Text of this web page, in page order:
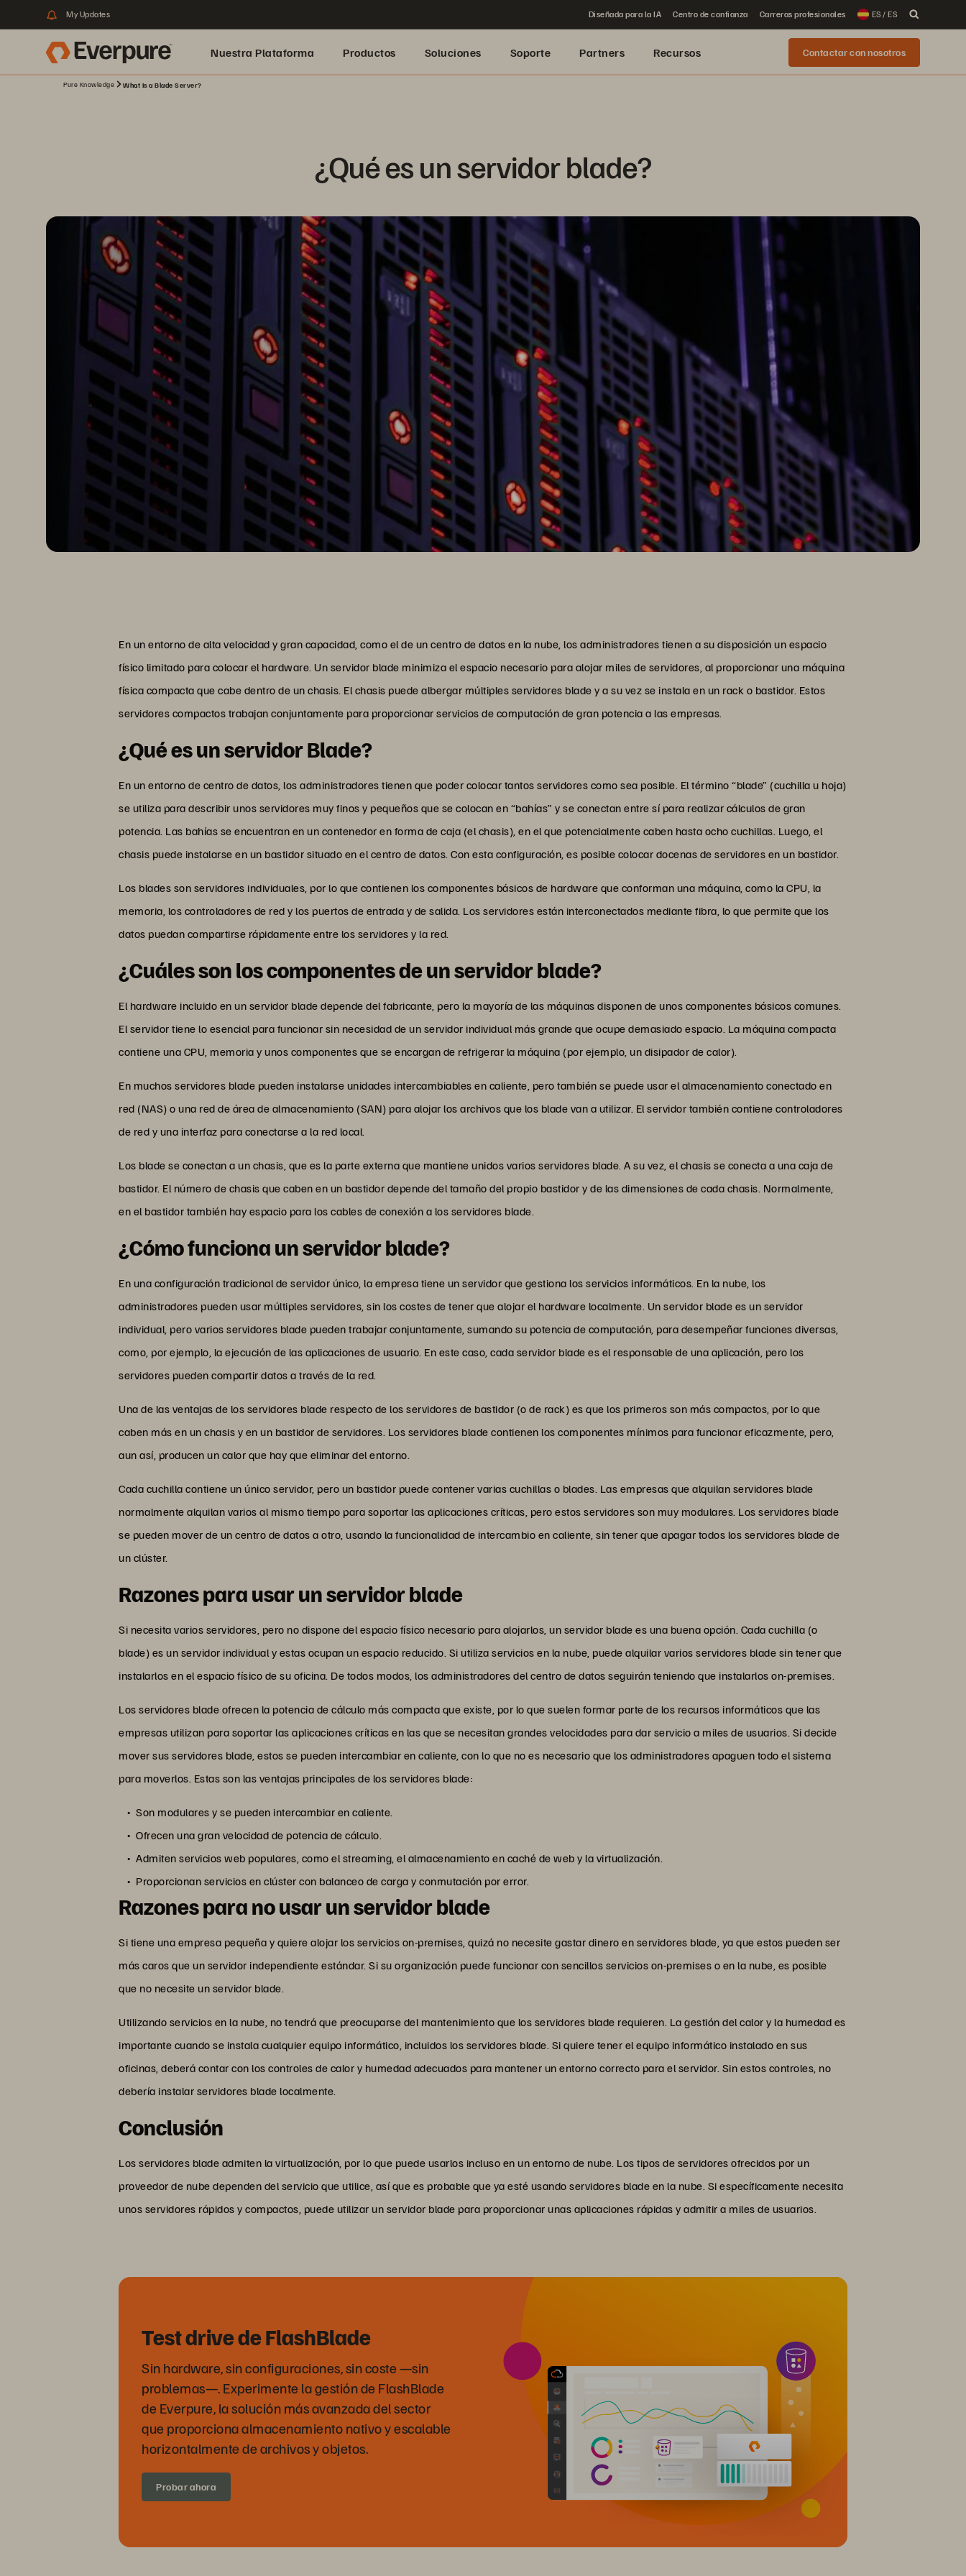
My Updates Diseñada para la IA Centro de confianza Carreras profesionales ES / ES
Nuestra Plataforma Productos Soluciones Soporte Partners Recursos Contactar con nosotros
Pure Knowledge What Is a Blade Server?
¿Qué es un servidor blade?
En un entorno de alta velocidad y gran capacidad, como el de un centro de datos en la nube, los administradores tienen a su disposición un espacio
físico limitado para colocar el hardware. Un servidor blade minimiza el espacio necesario para alojar miles de servidores, al proporcionar una máquina
física compacta que cabe dentro de un chasis. El chasis puede albergar múltiples servidores blade y a su vez se instala en un rack o bastidor. Estos
servidores compactos trabajan conjuntamente para proporcionar servicios de computación de gran potencia a las empresas.
¿Qué es un servidor Blade?
En un entorno de centro de datos, los administradores tienen que poder colocar tantos servidores como sea posible. El término “blade” (cuchilla u hoja)
se utiliza para describir unos servidores muy finos y pequeños que se colocan en “bahías” y se conectan entre sí para realizar cálculos de gran
potencia. Las bahías se encuentran en un contenedor en forma de caja (el chasis), en el que potencialmente caben hasta ocho cuchillas. Luego, el
chasis puede instalarse en un bastidor situado en el centro de datos. Con esta configuración, es posible colocar docenas de servidores en un bastidor.
Los blades son servidores individuales, por lo que contienen los componentes básicos de hardware que conforman una máquina, como la CPU, la
memoria, los controladores de red y los puertos de entrada y de salida. Los servidores están interconectados mediante fibra, lo que permite que los
datos puedan compartirse rápidamente entre los servidores y la red.
¿Cuáles son los componentes de un servidor blade?
El hardware incluido en un servidor blade depende del fabricante, pero la mayoría de las máquinas disponen de unos componentes básicos comunes.
El servidor tiene lo esencial para funcionar sin necesidad de un servidor individual más grande que ocupe demasiado espacio. La máquina compacta
contiene una CPU, memoria y unos componentes que se encargan de refrigerar la máquina (por ejemplo, un disipador de calor).
En muchos servidores blade pueden instalarse unidades intercambiables en caliente, pero también se puede usar el almacenamiento conectado en
red (NAS) o una red de área de almacenamiento (SAN) para alojar los archivos que los blade van a utilizar. El servidor también contiene controladores
de red y una interfaz para conectarse a la red local.
Los blade se conectan a un chasis, que es la parte externa que mantiene unidos varios servidores blade. A su vez, el chasis se conecta a una caja de
bastidor. El número de chasis que caben en un bastidor depende del tamaño del propio bastidor y de las dimensiones de cada chasis. Normalmente,
en el bastidor también hay espacio para los cables de conexión a los servidores blade.
¿Cómo funciona un servidor blade?
En una configuración tradicional de servidor único, la empresa tiene un servidor que gestiona los servicios informáticos. En la nube, los
administradores pueden usar múltiples servidores, sin los costes de tener que alojar el hardware localmente. Un servidor blade es un servidor
individual, pero varios servidores blade pueden trabajar conjuntamente, sumando su potencia de computación, para desempeñar funciones diversas,
como, por ejemplo, la ejecución de las aplicaciones de usuario. En este caso, cada servidor blade es el responsable de una aplicación, pero los
servidores pueden compartir datos a través de la red.
Una de las ventajas de los servidores blade respecto de los servidores de bastidor (o de rack) es que los primeros son más compactos, por lo que
caben más en un chasis y en un bastidor de servidores. Los servidores blade contienen los componentes mínimos para funcionar eficazmente, pero,
aun así, producen un calor que hay que eliminar del entorno.
Cada cuchilla contiene un único servidor, pero un bastidor puede contener varias cuchillas o blades. Las empresas que alquilan servidores blade
normalmente alquilan varios al mismo tiempo para soportar las aplicaciones críticas, pero estos servidores son muy modulares. Los servidores blade
se pueden mover de un centro de datos a otro, usando la funcionalidad de intercambio en caliente, sin tener que apagar todos los servidores blade de
un clúster.
Razones para usar un servidor blade
Si necesita varios servidores, pero no dispone del espacio físico necesario para alojarlos, un servidor blade es una buena opción. Cada cuchilla (o
blade) es un servidor individual y estas ocupan un espacio reducido. Si utiliza servicios en la nube, puede alquilar varios servidores blade sin tener que
instalarlos en el espacio físico de su oficina. De todos modos, los administradores del centro de datos seguirán teniendo que instalarlos on-premises.
Los servidores blade ofrecen la potencia de cálculo más compacta que existe, por lo que suelen formar parte de los recursos informáticos que las
empresas utilizan para soportar las aplicaciones críticas en las que se necesitan grandes velocidades para dar servicio a miles de usuarios. Si decide
mover sus servidores blade, estos se pueden intercambiar en caliente, con lo que no es necesario que los administradores apaguen todo el sistema
para moverlos. Estas son las ventajas principales de los servidores blade:
Son modulares y se pueden intercambiar en caliente.
Ofrecen una gran velocidad de potencia de cálculo.
Admiten servicios web populares, como el streaming, el almacenamiento en caché de web y la virtualización.
Proporcionan servicios en clúster con balanceo de carga y conmutación por error.
Razones para no usar un servidor blade
Si tiene una empresa pequeña y quiere alojar los servicios on-premises, quizá no necesite gastar dinero en servidores blade, ya que estos pueden ser
más caros que un servidor independiente estándar. Si su organización puede funcionar con sencillos servicios on-premises o en la nube, es posible
que no necesite un servidor blade.
Utilizando servicios en la nube, no tendrá que preocuparse del mantenimiento que los servidores blade requieren. La gestión del calor y la humedad es
importante cuando se instala cualquier equipo informático, incluidos los servidores blade. Si quiere tener el equipo informático instalado en sus
oficinas, deberá contar con los controles de calor y humedad adecuados para mantener un entorno correcto para el servidor. Sin estos controles, no
debería instalar servidores blade localmente.
Conclusión
Los servidores blade admiten la virtualización, por lo que puede usarlos incluso en un entorno de nube. Los tipos de servidores ofrecidos por un
proveedor de nube dependen del servicio que utilice, así que es probable que ya esté usando servidores blade en la nube. Si específicamente necesita
unos servidores rápidos y compactos, puede utilizar un servidor blade para proporcionar unas aplicaciones rápidas y admitir a miles de usuarios.
Test drive de FlashBlade
Sin hardware, sin configuraciones, sin coste —sin
problemas—. Experimente la gestión de FlashBlade
de Everpure, la solución más avanzada del sector
que proporciona almacenamiento nativo y escalable
horizontalmente de archivos y objetos.
Probar ahora